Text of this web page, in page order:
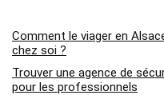
Comment le viager en
chez soi ?
Trouver une agence de
pour les professionnels